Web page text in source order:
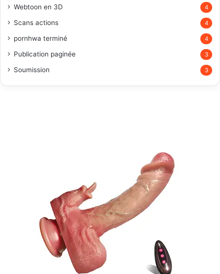
Webtoon en 3D 4
Scans actions 4
pornhwa terminé 4
Publication paginée 3
Soumission 3